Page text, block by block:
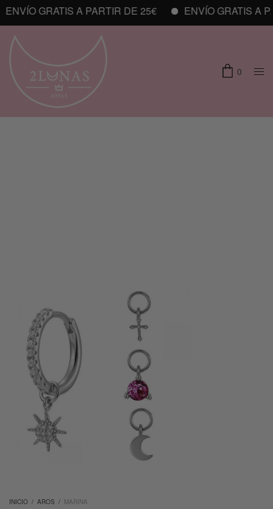
GRATIS A PARTIR DE 25€ ENVÍO GRATIS A
0
INICIO / AROS / MARINA